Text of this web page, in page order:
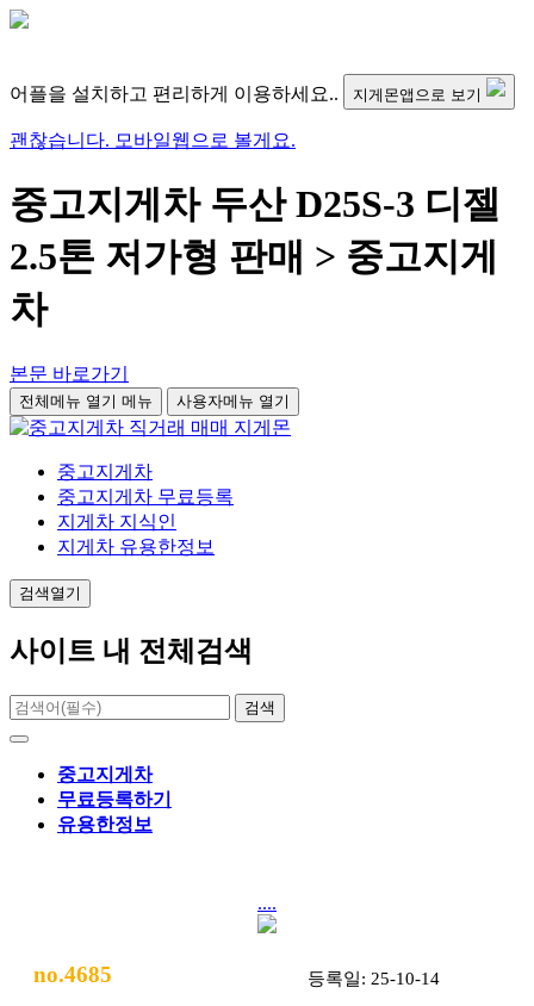
어플을 설치하고 편리하게 이용하세요.. 지게몬앱으로 보기
괜찮습니다. 모바일웹으로 볼게요.
중고지게차 두산 D25S-3 디젤
2.5톤 저가형 판매 > 중고지게
차
본문 바로가기
전체메뉴 열기 메뉴 사용자메뉴 열기
중고지게차
중고지게차 무료등록
지게차 지식인
지게차 유용한정보
검색열기
사이트 내 전체검색
검색
중고지게차
무료등록하기
유용한정보
....
no.4685 등록일: 25-10-14